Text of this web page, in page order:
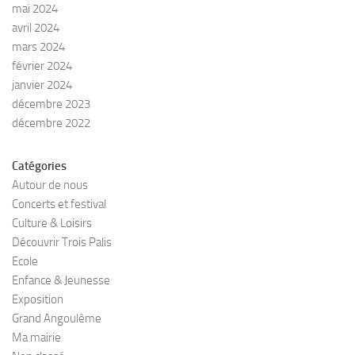
mai 2024
avril 2024
mars 2024
février 2024
janvier 2024
décembre 2023
décembre 2022
Catégories
Autour de nous
Concerts et festival
Culture & Loisirs
Découvrir Trois Palis
Ecole
Enfance & Jeunesse
Exposition
Grand Angoulême
Ma mairie